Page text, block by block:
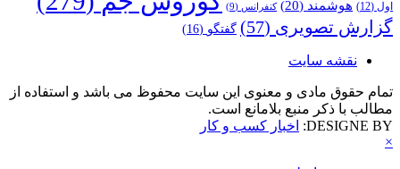
اول (12) هوشمند (20) کنفرانس (9)
گزارش تصویری (57) گفتگو (16)
نقشه سایت
تمام حقوق مادی و معنوی این سایت محفوظ می باشد و استفاده از
مطالب با ذکر منبع بلامانع است.
DESIGNE BY:
اخبار کسب و کار
×